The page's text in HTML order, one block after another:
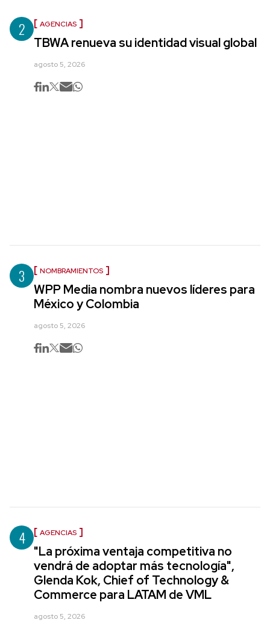
2 AGENCIAS
TBWA renueva su identidad visual global
agosto 5, 2026
3 NOMBRAMIENTOS
WPP Media nombra nuevos líderes para
México y Colombia
agosto 5, 2026
4 AGENCIAS
"La próxima ventaja competitiva no
vendrá de adoptar más tecnología",
Glenda Kok, Chief of Technology &
Commerce para LATAM de VML
agosto 5, 2026